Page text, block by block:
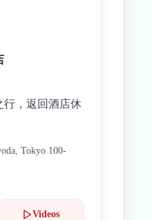
行，返回酒店休
Tokyo 100-
Videos